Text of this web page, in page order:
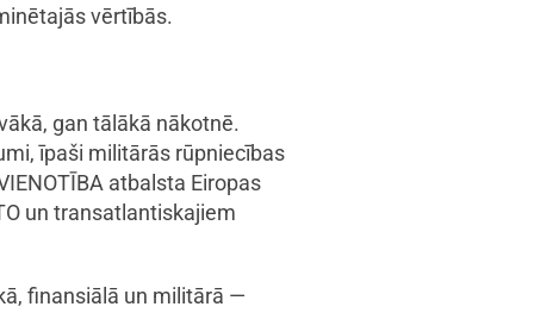
vērtībās.
gan tālākā nākotnē.
īpaši militārās rūpniecības
atbalsta Eiropas
un transatlantiskajiem
finansiālā un militārā —